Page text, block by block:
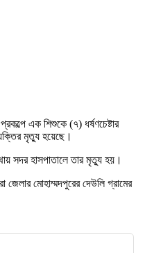
এক শিশুকে (৭) ধর্ষণচেষ্টার
মৃত্যু হয়েছে।
সদর হাসপাতালে তার মৃত্যু হয়।
জেলার মোহাম্মদপুরের দেউলি গ্রামের